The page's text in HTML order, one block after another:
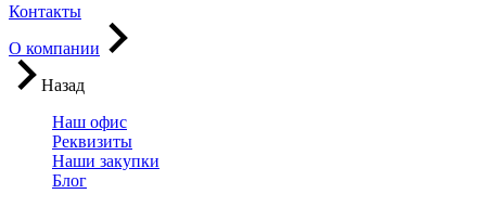
Контакты
О компании
Назад
Наш офис
Реквизиты
Наши закупки
Блог